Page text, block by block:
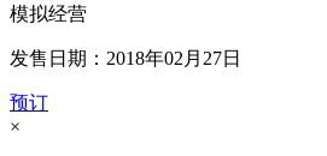
模拟经营
发售日期：2018年02月27日
预订
×